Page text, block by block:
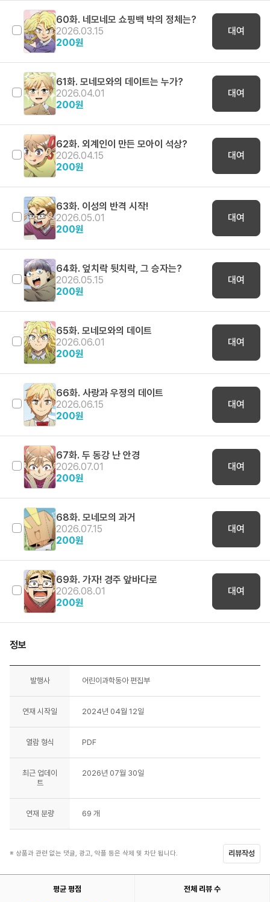
60화. 네모네모 쇼핑백 박의 정체는?
2026.03.15
200원
대여
61화. 모네모와의 데이트는 누가?
2026.04.01
200원
대여
62화. 외계인이 만든 모아이 석상?
2026.04.15
200원
대여
63화. 이성의 반격 시작!
2026.05.01
200원
대여
64화. 엎치락 뒷치락, 그 승자는?
2026.05.15
200원
대여
65화. 모네모와의 데이트
2026.06.01
200원
대여
66화. 사랑과 우정의 데이트
2026.06.15
200원
대여
67화. 두 동강 난 안경
2026.07.01
200원
대여
68화. 모네모의 과거
2026.07.15
200원
대여
69화. 가자! 경주 앞바다로
2026.08.01
200원
대여
정보
발행사 어린이과학동아 편집부
연재 시작일 2024년 04월 12일
열람 형식 PDF
최근 업데이
트
2026년 07월 30일
연재 분량 69 개
※ 상품과 관련 없는 댓글, 광고, 악플 등은 삭제 및 차단 됩니다. 리뷰작성
평균 평점 전체 리뷰 수